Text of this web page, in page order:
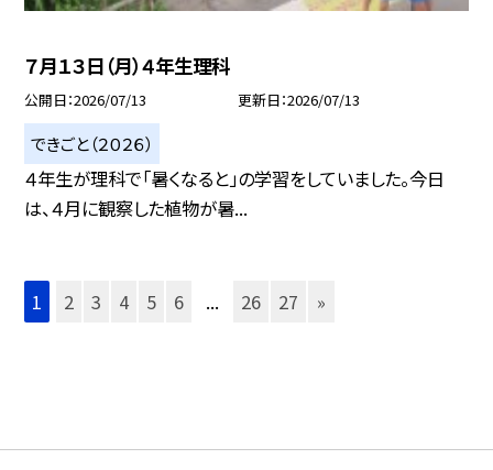
７月１３日（月）４年生理科
公開日 2026/07/13 更新日 2026/07/13
できごと（２０２６）
４年生が理科で「暑くなると」の学習をしていました。今日
は、４月に観察した植物が暑...
1 2 3 4 5 6 ... 26 27 »